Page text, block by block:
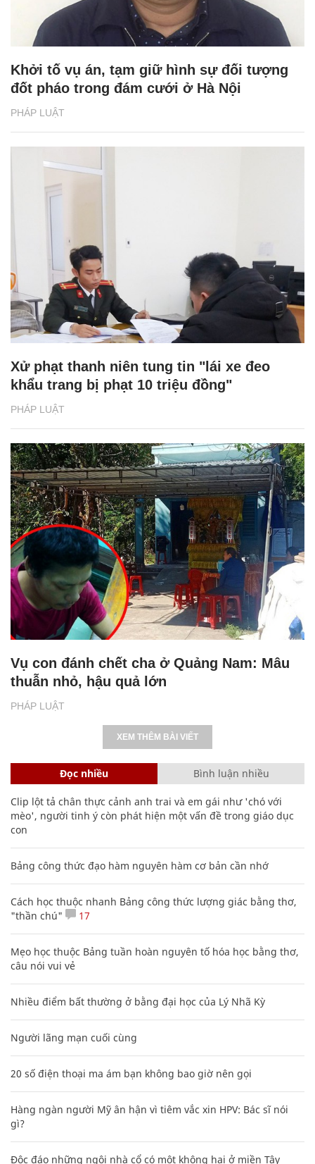
PHÁP LUẬT
Khởi tố vụ án, tạm giữ hình sự đối tượng
đốt pháo trong đám cưới ở Hà Nội
PHÁP LUẬT
Xử phạt thanh niên tung tin "lái xe đeo
khẩu trang bị phạt 10 triệu đồng"
PHÁP LUẬT
Vụ con đánh chết cha ở Quảng Nam: Mâu
thuẫn nhỏ, hậu quả lớn
XEM THÊM BÀI VIẾT
Đọc nhiều Bình luận nhiều
Clip lột tả chân thực cảnh anh trai và em gái như 'chó với
mèo', người tinh ý còn phát hiện một vấn đề trong giáo dục
con
Bảng công thức đạo hàm nguyên hàm cơ bản cần nhớ
Cách học thuộc nhanh Bảng công thức lượng giác bằng thơ,
"thần chú"
17
Mẹo học thuộc Bảng tuần hoàn nguyên tố hóa học bằng thơ,
câu nói vui vẻ
Nhiều điểm bất thường ở bằng đại học của Lý Nhã Kỳ
Người lãng mạn cuối cùng
20 số điện thoại ma ám bạn không bao giờ nên gọi
Hàng ngàn người Mỹ ân hận vì tiêm vắc xin HPV: Bác sĩ nói
gì?
Độc đáo những ngôi nhà cổ có một không hai ở miền Tây